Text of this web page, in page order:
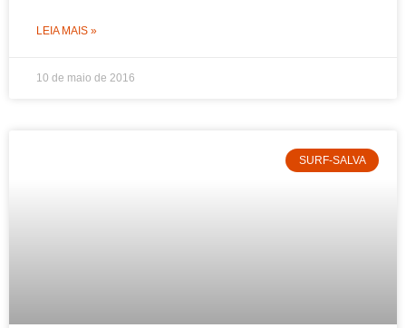
LEIA MAIS »
10 de maio de 2016
SURF-SALVA